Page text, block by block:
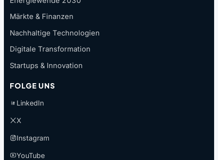
Märkte & Finanzen
Nachhaltige Technologien
Digitale Transformation
Startups & Innovation
FOLGE UNS
LinkedIn
X
Instagram
YouTube